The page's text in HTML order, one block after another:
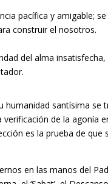
pacífica y amigable;
construir el nosotros.
del alma insatisfecha,
humanidad santísima
de la agonía
es la prueba de que
en las manos del